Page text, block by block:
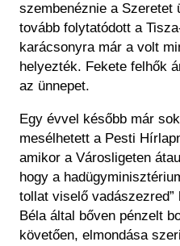
szembenéznie a Szeretet
tovább folytatódott a
karácsonyra már a volt
helyezték. Fekete felhők
az ünnepet.
Egy évvel később már
mesélhetett a Pesti Hírlap
amikor a Városligeten
hogy a
tollat viselő vadászezred”
Béla által bőven pénzelt
követően, elmondása